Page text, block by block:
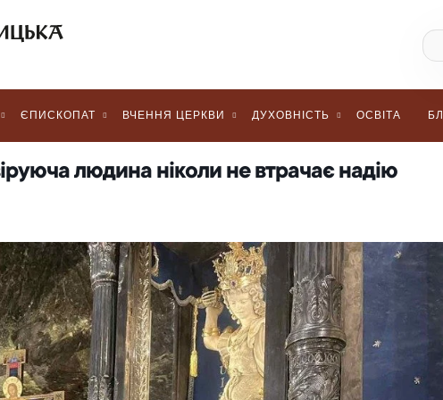
ЄПИСКОПАТ ВЧЕННЯ ЦЕРКВИ ДУХОВНІСТЬ ОСВІТА
людина ніколи не втрачає надію